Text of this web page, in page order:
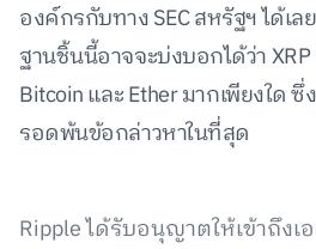
องค์กรกับทาง SEC สหรัฐฯ ได้เ
ฐานชิ้นนี้อาจจะบ่งบอกได้ว่า
Bitcoin และ Ether มากเพียงใด ซึ่
รอดพ้นข้อกล่าวหาในที่สุด
Ripple ได้รับอนุญาตให้เข้าถึงเ